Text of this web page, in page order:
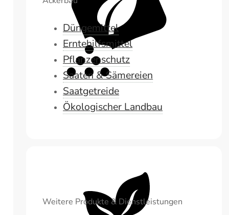
Düngemittel
Erntehilfsmittel
Pflanzenschutz
Saaten & Sämereien
Saatgetreide
Ökologischer Landbau
Weitere Produkte & Dienstleistungen